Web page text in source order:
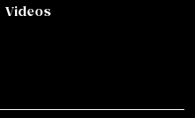
Videos